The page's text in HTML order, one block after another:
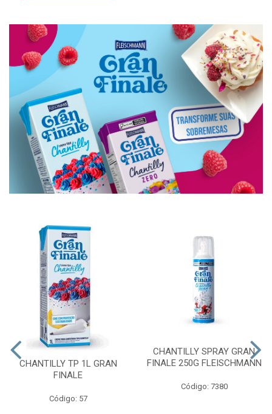
CHANTILLY TP 1L GRAN
FINALE
Código: 57
CHANTILLY SPRAY GRAN
FINALE 250G FLEISCHMANN
Código: 7380